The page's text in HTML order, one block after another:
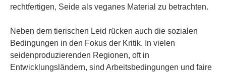
rechtfertigen, Seide als veganes Material zu betrachten.
Neben dem tierischen Leid rücken auch die sozialen
Bedingungen in den Fokus der Kritik. In vielen
seidenproduzierenden Regionen, oft in
Entwicklungsländern, sind Arbeitsbedingungen und faire